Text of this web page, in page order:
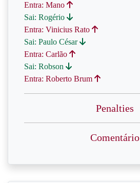
Entra: Mano
Sai: Rogério
Entra: Vinicius Rato
Sai: Paulo César
Entra: Carlão
Sai: Robson
Entra: Roberto Brum
Penalties
Comentário